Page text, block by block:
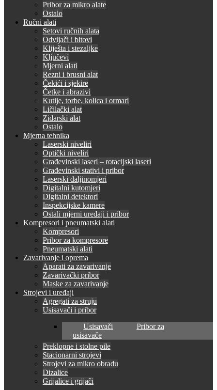
Pribor za mikro alate
Ostalo
Ručni alati
Setovi ručnih alata
Odvijači i bitovi
Kliješta i stezaljke
Ključevi
Mjerni alati
Rezni i brusni alat
Čekići i sjekire
Četke i abrazivi
Kutije, torbe, kolica i ormari
Ličilački alat
Zidarski alat
Ostalo
Mjerna tehnika
Laserski niveliri
Optički niveliri
Građevinski laseri – rotacijski laseri
Građevinski stativi i pribor
Laserski daljinomjeri
Digitalni kutomjeri
Digitalni detektori
Inspekcijske kamere
Ostali mjerni uređaji i pribor
Kompresori i pneumatski alati
Kompresori
Pribor za kompresore
Pneumatski alati
Zavarivanje i oprema
Aparati za zavarivanje
Zavarivački pribor
Maske za zavarivanje
Strojevi i uređaji
Agregati za struju
Usisavači i pribor
Usisavači
Pribor za
usisavače
Preklopne i stolne pile
Stacionarni strojevi
Strojevi za mikro obradu
Dizalice
Grijalice i grijači